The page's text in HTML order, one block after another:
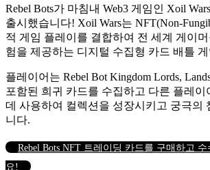
Rebel Bots가 마침내 Web3 게임인 Xoil
출시했습니다! Xoil Wars는 NFT(Non-
적 게임 플레이를 결합하여 전 세계 게이
험을 제공하는 디지털 수집형 카드 배틀
플레이어는 Rebel Bot Kingdom Lords,
포함된 희귀 카드를 수집하고 다른 플레이
데 사용하여 컬렉션을 성장시키고 궁극의
니다.
Rebel Bots NFT 트레이딩 카드를 구매하고 수
요!